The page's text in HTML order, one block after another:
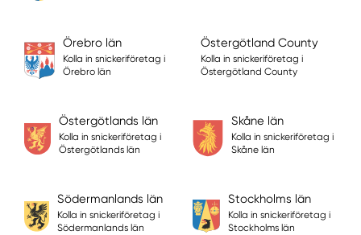
Örebro län
Kolla in snickeriföretag i
Örebro län
Östergötland County
Kolla in snickeriföretag i
Östergötland County
Östergötlands län
Kolla in snickeriföretag i
Östergötlands län
Skåne län
Kolla in snickeriföretag i
Skåne län
Södermanlands län
Kolla in snickeriföretag i
Södermanlands län
Stockholms län
Kolla in snickeriföretag i
Stockholms län